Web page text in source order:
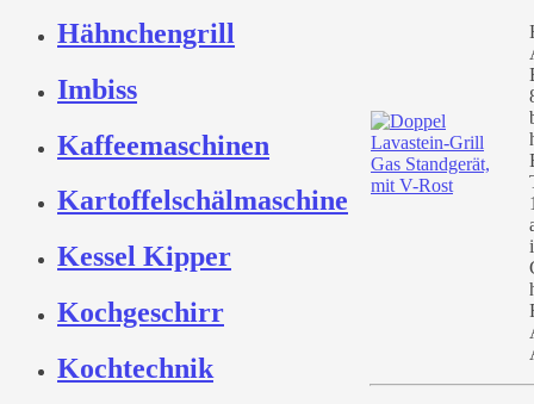
Hähnchengrill
Imbiss
Kaffeemaschinen
Kartoffelschälmaschine
Kessel Kipper
Kochgeschirr
Kochtechnik